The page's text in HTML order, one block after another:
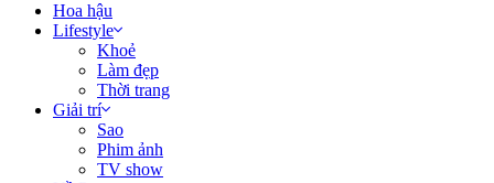
Hoa hậu
Lifestyle
Khoẻ
Làm đẹp
Thời trang
Giải trí
Sao
Phim ảnh
TV show